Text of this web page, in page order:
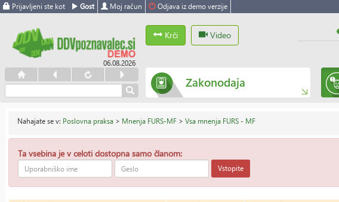
Prijavljeni ste kot Gost Moj račun Odjava iz demo verzije
06.08.2026
Krči Video
Zakonodaja
Nahajate se v: Poslovna praksa > Mnenja FURS-MF > Vsa mnenja FURS - MF
Ta vsebina je v celoti dostopna samo članom:
Vstopite